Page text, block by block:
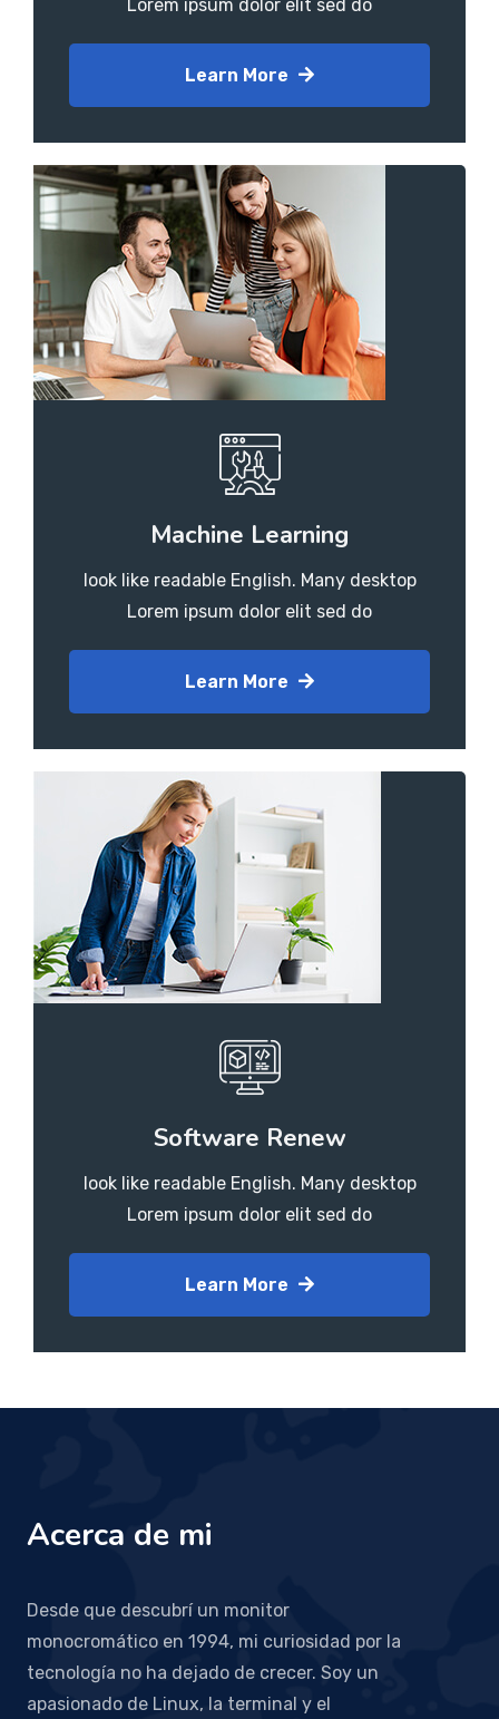
Lorem ipsum dolor elit sed do
Learn More
Machine Learning
look like readable English. Many desktop
Lorem ipsum dolor elit sed do
Learn More
Software Renew
look like readable English. Many desktop
Lorem ipsum dolor elit sed do
Learn More
Acerca de mi
Desde que descubrí un monitor
monocromático en 1994, mi curiosidad por la
tecnología no ha dejado de crecer. Soy un
apasionado de Linux, la terminal y el